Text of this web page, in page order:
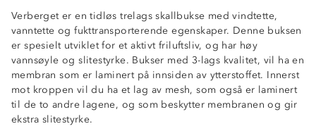
Verberget er en tidløs trelags skallbukse med vindtette,
vanntette og fukttransporterende egenskaper. Denne buksen
er spesielt utviklet for et aktivt friluftsliv, og har høy
vannsøyle og slitestyrke. Bukser med 3-lags kvalitet, vil ha en
membran som er laminert på innsiden av ytterstoffet. Innerst
mot kroppen vil du ha et lag av mesh, som også er laminert
til de to andre lagene, og som beskytter membranen og gir
ekstra slitestyrke.
Vindtett
Vanntett (vannsøyle 30 000 mm)
Fukttransporterende (6 000 g/m2/24t)
Tapede sømmer
Vannavstøtende glidelåser
To lommer med glidelås
Elastikk i livet